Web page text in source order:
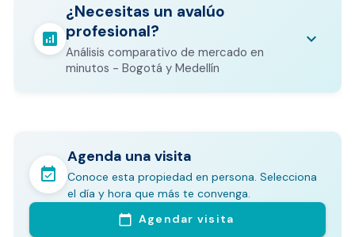
otros costos legales que varían según el
valor del inmueble.
CALCULADORA DE GASTOS NOTARIALES
analytics
¿Necesitas un avalúo
profesional?
Análisis comparativo de mercado en
minutos - Bogotá y Medellín
keyboard_arrow_down
En pocos minutos avalúa con este Análisis
Comparativo de Mercado (inicialmente
Bogotá y Medellín)
event_available
Agenda una visita
Conoce esta propiedad en persona. Selecciona
el día y hora que más te convenga.
calendar_today Agendar visita